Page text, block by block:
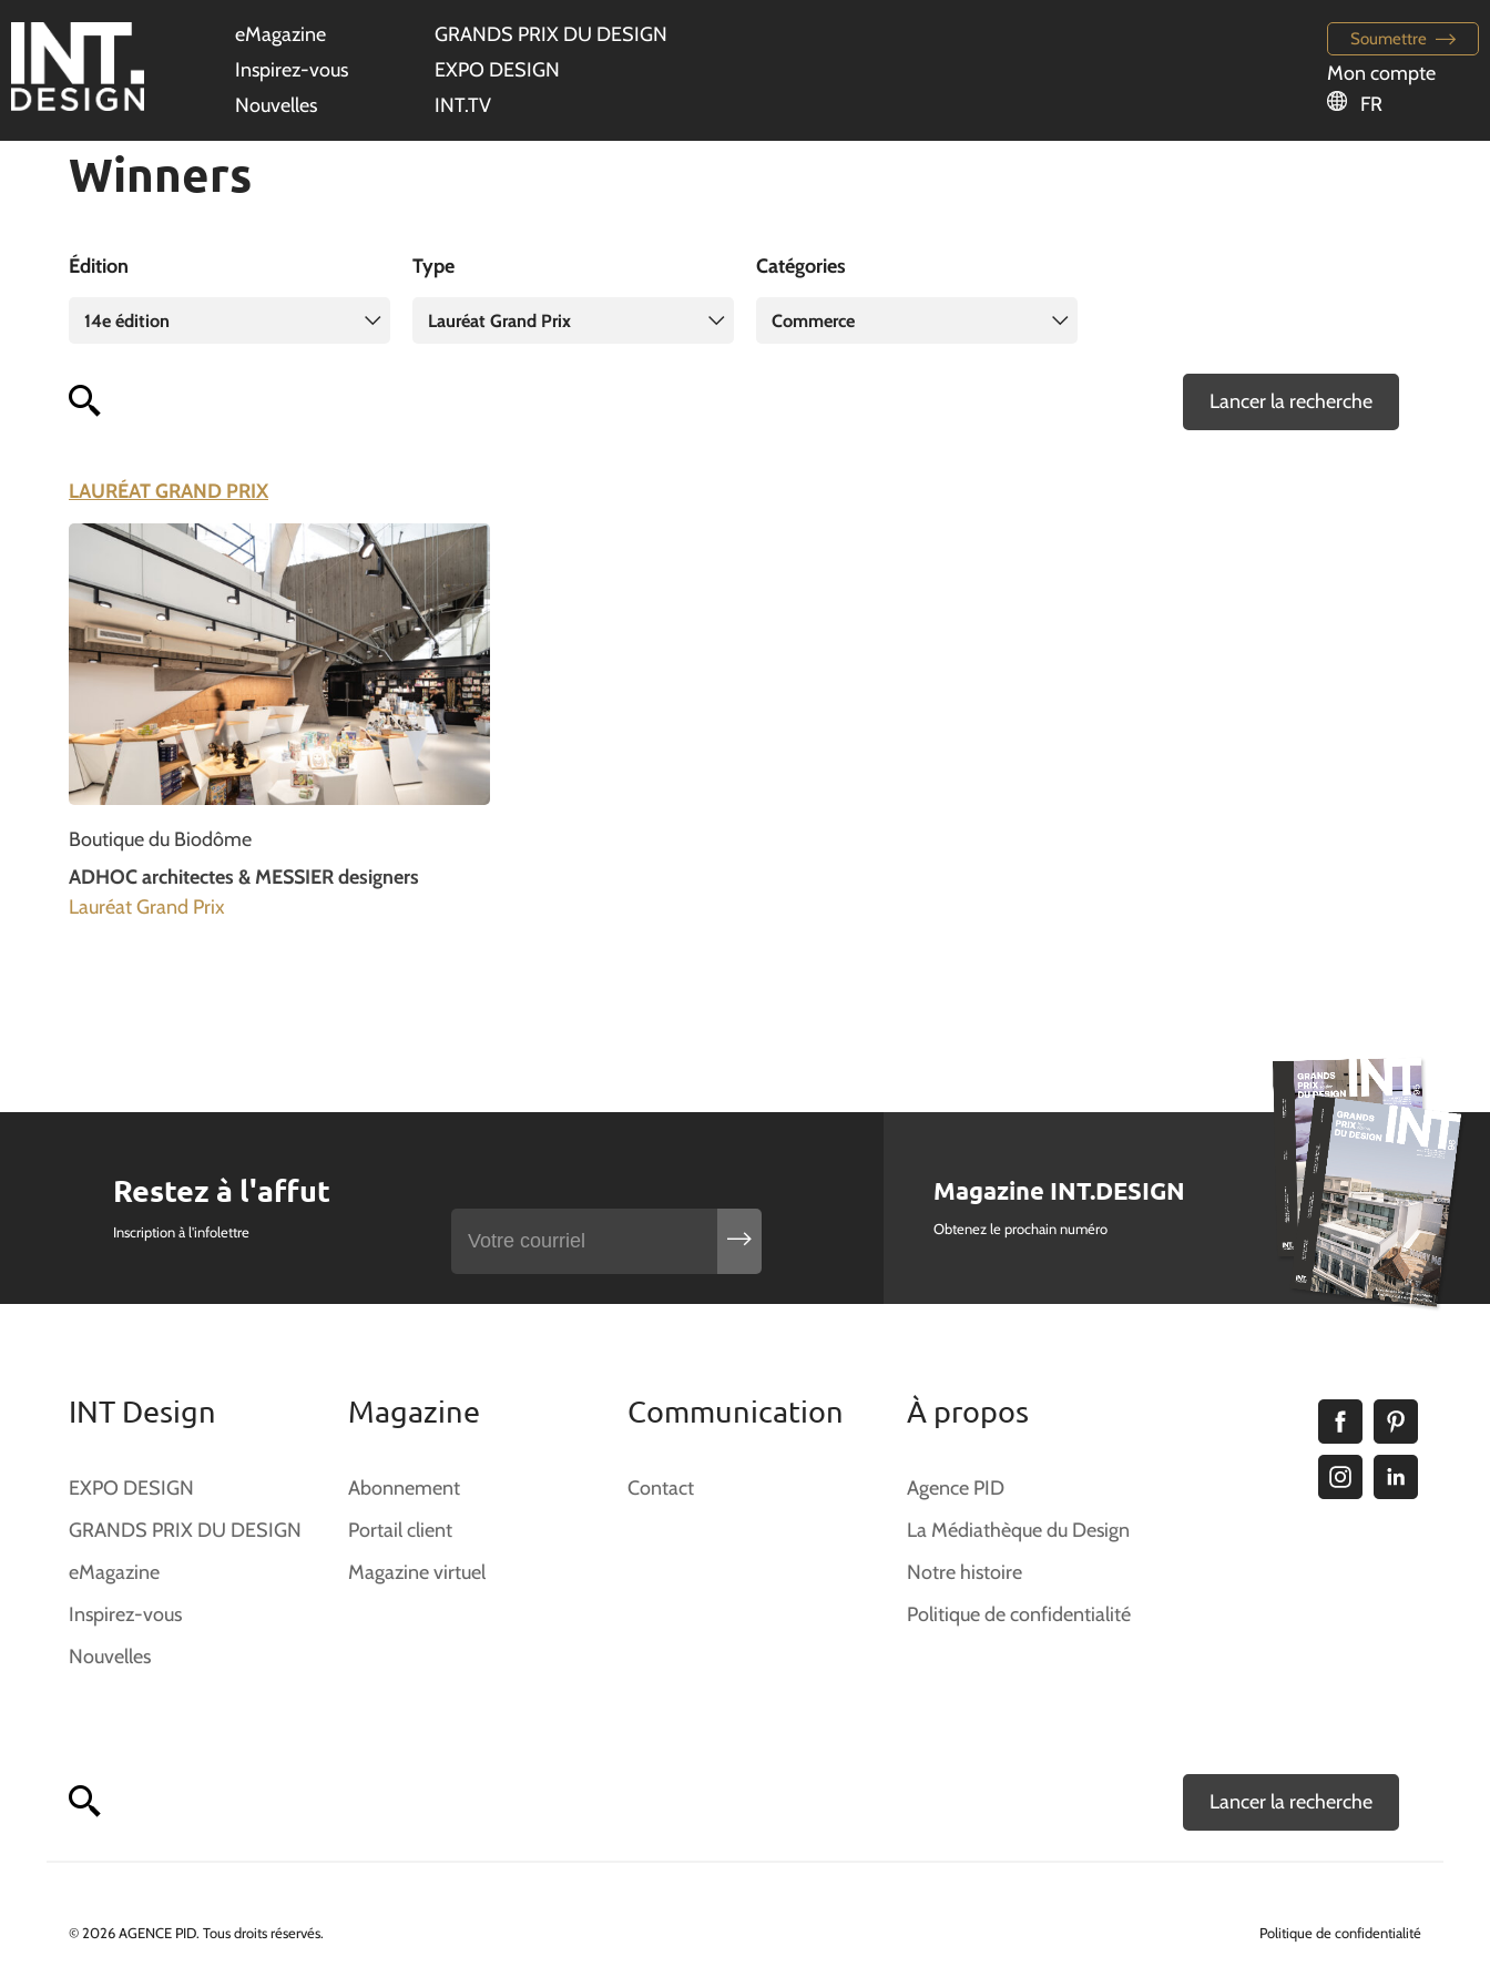
eMagazine
Inspirez-vous
Nouvelles
GRANDS PRIX DU DESIGN
EXPO DESIGN
INT.TV
Soumettre
Mon compte
FR
Winners
Édition
14e édition
Type
Lauréat Grand Prix
Catégories
Commerce
Lancer la recherche
LAURÉAT GRAND PRIX
Boutique du Biodôme
ADHOC architectes & MESSIER designers
Lauréat Grand Prix
Restez à l'affut
Inscription à l'infolettre
Magazine INT.DESIGN
Obtenez le prochain numéro
INT Design
EXPO DESIGN
GRANDS PRIX DU DESIGN
eMagazine
Inspirez-vous
Nouvelles
Magazine
Abonnement
Portail client
Magazine virtuel
Communication
Contact
À propos
Agence PID
La Médiathèque du Design
Notre histoire
Politique de confidentialité
Lancer la recherche
© 2026 AGENCE PID. Tous droits réservés. Politique de confidentialité